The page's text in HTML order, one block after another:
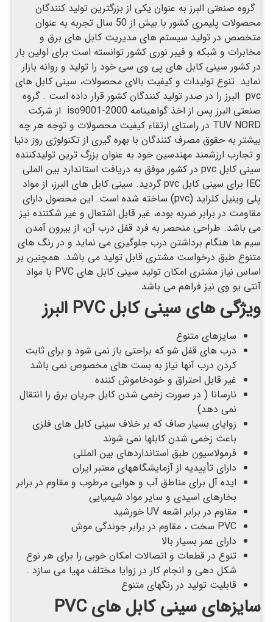
گروه صنعتی البرز به عنوان یکی از بزرگترین تولید کنندگان
محصولات پلیمری کشور با بیش از 50 سال تجربه به عنوان
متخصص در تولید سیستم های مدیریت کابل های برق و
مخابرات و شبکه و فیبر نوری کشور توانسته است برای اولین بار
در کشور سینی کابل های پی وی سی خود را تولید و روانه بازار
نماید. تنوع تولیدات و کیفیت بالای محصولات، سینی کابل های
pvc البرز را در صدر تولید کنندگان کشور قرار داده است . گروه
صنعتی البرز پس از اخذ گواهینامه iso9001-2000 از شرکت
TUV NORD در راستای ارتقاء کیفیت محصولات و توجه هر چه
بیشتر به حقوق مصرف کنندگان با بهره گیری از تکنولوژی روز دنیا
و تجارب ارزشمند مهندسین خود به عنوان بزرگ ترین تولیدکننده
سینی کابل pvc در کشور موفق به دریافت استاندارد بین الملی
IEC برای سینی کابل pvc گردید. سینی کابل های البرز، از مواد
پلی وینیل کلراید (pvc) ساخته شده است. این محصول دارای
مقاومت در برابر ضربه بوده، غیر قابل اشتعال و غیر شکننده نیز
می باشد. طراحی منحصر به فرد قفل درب آن، از بیرون آمدن
سیم ها هنگام برداشتن درب جلوگیری می نماید و در رنگ های
متنوع طبق درخواست مشتری قابل تولید می باشد. همچنین بر
اساس نیاز مشتری امکان تولید سینی کابل های PVC با مواد
آنتی یو وی نیز فراهم می باشد.
ویژگی های سینی کابلPVC البرز
سایزهای متنوع
درب های قفل شو که براحتی باز نمی شود و برای ثابت
کردن درب آنها نیاز به بست های مخصوص نمی باشد
غیر قابل احتراق و خودخاموش کننده
نارسانا ( در صورت زخمی شدن کابل جریان برق را انتقال
نمی دهد)
زوایای بسیار صاف که بر خلاف سینی کابل های فلزی
باعث زخمی شدن کابلها نمی شوند
فرمولاسیون طبق استانداردهای بین المللی
دارای تأییدیه از آزمایشگاههای معتبر ایران
ایده آل برای مناطق آب و هوایی مرطوب و مقاوم در برابر
بخارهای اسیدی و سایر مواد شیمیایی
مقاوم در برابر اشعه UV خورشید
PVC سخت ، مقاوم در برابر جوندگی موش
دارای عمر بسیار بالا
تنوع در قطعات و اتصالات امکان خوبی را برای هر نوع
شکل دهی و انجام کار در زوایا مختلف مهیا می سازد .
قابلیت تولید در رنگهای متنوع
سایزهای سینی کابل هایPVC